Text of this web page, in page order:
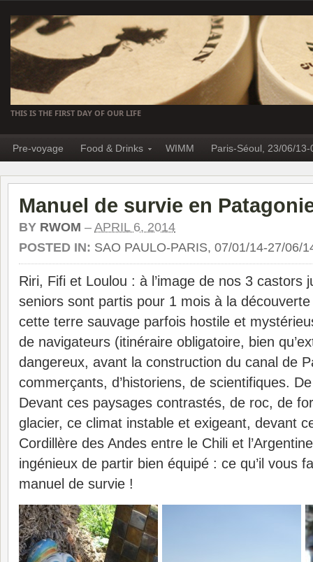
THIS IS THE FIRST DAY OF OUR LIFE
Pre-voyage Food & Drinks WIMM Paris-Séoul, 23/06/
Manuel de survie en
BY RWOM – APRIL 6, 2014
POSTED IN: SAO PAULO-PARIS, 07/01/14-27/06/
Riri, Fifi et Loulou : à l’image de nos 3 castors
seniors sont partis pour 1 mois à la
cette terre sauvage parfois hostile et
de navigateurs (itinéraire obligatoire, bien
dangereux, avant la construction du canal de
commerçants, d’historiens, de scientifiques.
Devant ces paysages contrastés, de roc, de
glacier, ce climat instable et exigeant, devant
Cordillère des Andes entre le Chili et
ingénieux de partir bien équipé : ce qu’il vous
manuel de survie !